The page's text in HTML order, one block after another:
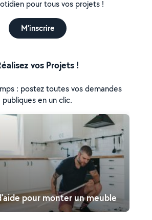
pour tous vos projets !
M'inscrire
vos Projets !
: postez toutes vos demandes
publiques en un clic.
pour monter un meuble